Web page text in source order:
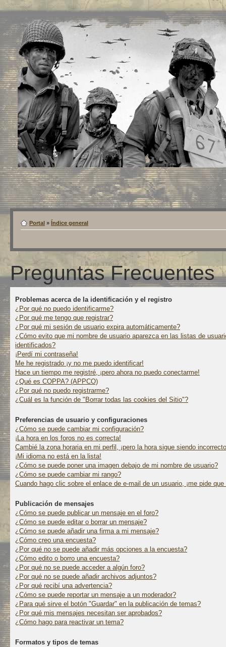
Portal » Índice general
Preguntas Frecuentes
Problemas acerca de la identificación y el registro
¿Por qué no puedo identificarme?
¿Por qué me tengo que registrar?
¿Por qué mi sesión de usuario expira automáticamente?
¿Cómo evito que mi nombre de usuario aparezca en las listas de
identificados?
¡Perdí mi contraseña!
Me he registrado ¡y no me puedo identificar!
Hace un tiempo me registré, ¡pero ahora no puedo conectarme!
¿Qué es COPPA? (APPCO)
¿Por qué no puedo registrarme?
¿Cuál es la función de "Borrar todas las cookies del Sitio"?
Preferencias de usuario y configuraciones
¿Cómo se puede cambiar mi configuración?
¡La hora en los foros no es correcta!
Cambié la zona horaria en mi perfil, ¡pero la hora sigue siendo
¡Mi idioma no está en la lista!
¿Cómo se puede poner una imagen debajo de mi nombre de usuario?
¿Cómo se puede cambiar mi rango?
Cuando hago clic sobre el enlace de e-mail de un usuario, ¡me pide
Publicación de mensajes
¿Cómo se puede publicar un mensaje en el foro?
¿Cómo se puede editar o borrar un mensaje?
¿Cómo se puede añadir una firma a mi mensaje?
¿Cómo creo una encuesta?
¿Por qué no se puede añadir más opciones a la encuesta?
¿Cómo edito o borro una encuesta?
¿Por qué no se puede acceder a algún foro?
¿Por qué no se puede añadir archivos adjuntos?
¿Por qué recibí una advertencia?
¿Cómo se puede reportar un mensaje a un moderador?
¿Para qué sirve el botón "Guardar" en la publicación de temas?
¿Por qué mis mensajes necesitan ser aprobados?
¿Cómo hago para reactivar un tema?
Formatos y tipos de temas